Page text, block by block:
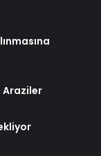
Araziler